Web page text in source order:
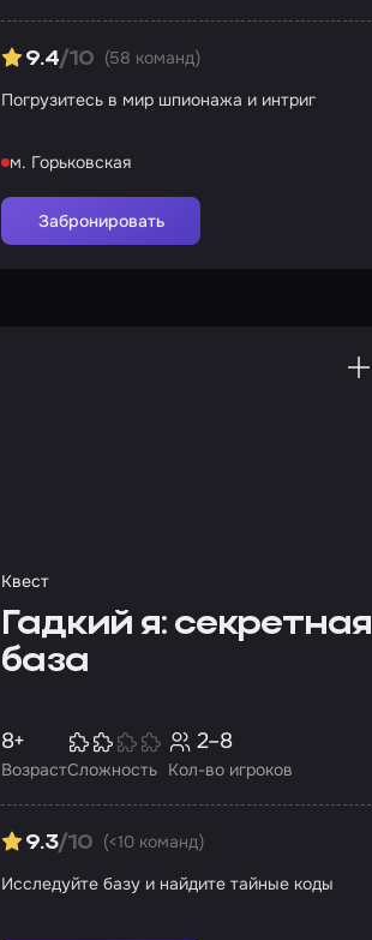
9.4/10 (58 команд)
Погрузитесь в мир шпионажа и интриг
м. Горьковская
Забронировать
Квест
Гадкий я: секретная
база
Возраст
8+
Сложность Кол-во игроков
2–8
9.3/10 (<10 команд)
Исследуйте базу и найдите тайные коды